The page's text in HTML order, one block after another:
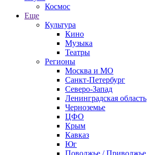
Космос
Еще
Культура
Кино
Музыка
Театры
Регионы
Москва и МО
Санкт-Петербург
Северо-Запад
Ленинградская область
Черноземье
ЦФО
Крым
Кавказ
Юг
Поволжье / Приволжье